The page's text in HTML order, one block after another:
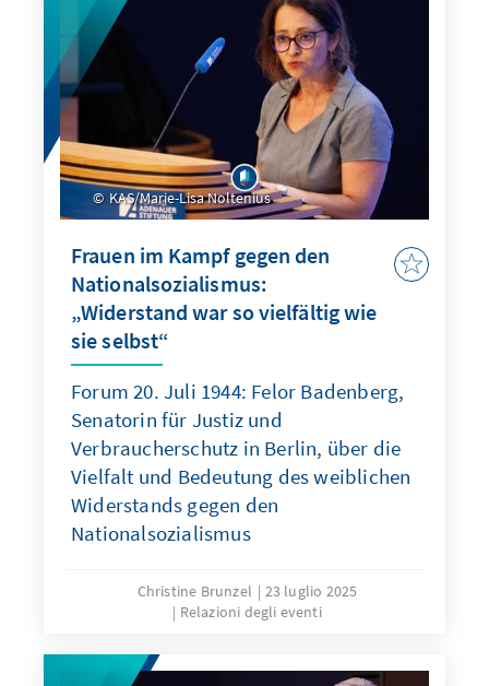
KAS/Marie-Lisa Noltenius
Frauen im Kampf gegen den
Nationalsozialismus:
„Widerstand war so vielfältig wie
sie selbst“
Forum 20. Juli 1944: Felor Badenberg,
Senatorin für Justiz und
Verbraucherschutz in Berlin, über die
Vielfalt und Bedeutung des weiblichen
Widerstands gegen den
Nationalsozialismus
Christine Brunzel
23 luglio 2025
Relazioni degli eventi